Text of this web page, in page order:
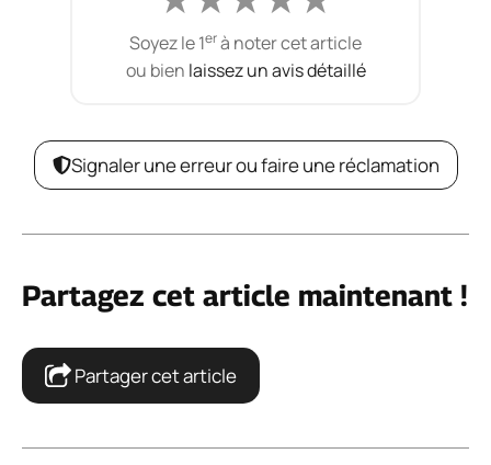
Soyez le 1erà noter cet article
ou bien laissez un avis détaillé
Signaler une erreur ou faire une réclamation
Partagez cet article maintenant !
Partager cet article